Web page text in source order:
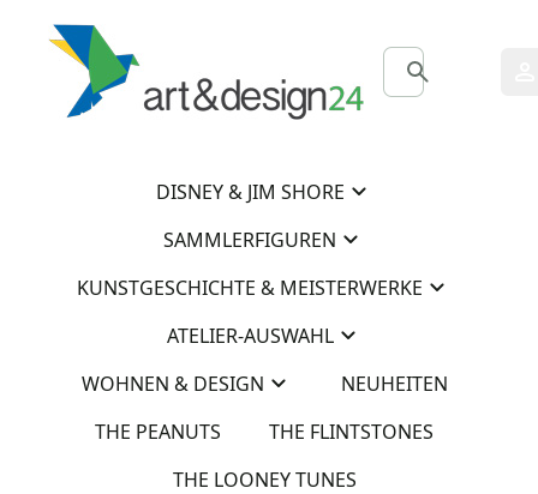
DISNEY & JIM SHORE
SAMMLERFIGUREN
KUNSTGESCHICHTE & MEISTERWERKE
ATELIER-AUSWAHL
WOHNEN & DESIGN
NEUHEITEN
THE PEANUTS
THE FLINTSTONES
THE LOONEY TUNES